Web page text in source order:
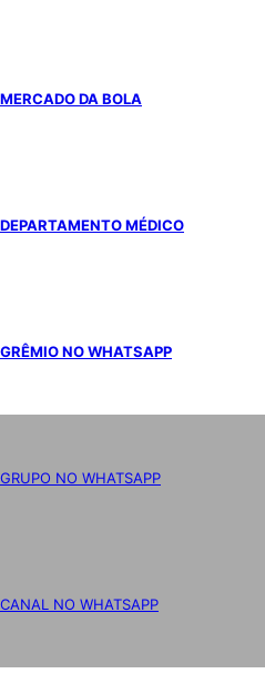
MERCADO DA BOLA
DEPARTAMENTO MÉDICO
GRÊMIO NO WHATSAPP
GRUPO NO WHATSAPP
CANAL NO WHATSAPP